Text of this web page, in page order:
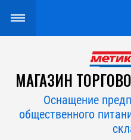
МАГАЗИН
Оснащение
общественного